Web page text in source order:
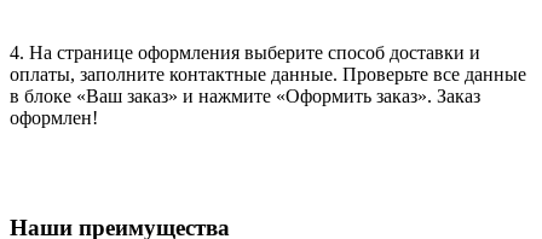
4. На странице оформления выберите способ доставки и
оплаты, заполните контактные данные. Проверьте все данные
в блоке «Ваш заказ» и нажмите «Оформить заказ». Заказ
оформлен!
Наши преимущества